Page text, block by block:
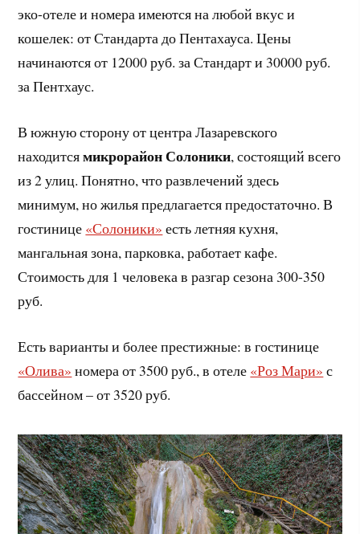
эко-отеле и номера имеются на любой вкус и
кошелек: от Стандарта до Пентахауса. Цены
начинаются от 12000 руб. за Стандарт и 30000 руб.
за Пентхаус.
В южную сторону от центра Лазаревского
находитсямикрорайон Солоники, состоящий всего
из 2 улиц. Понятно, что развлечений здесь
минимум, но жилья предлагается предостаточно. В
гостинице «Солоники» есть летняя кухня,
мангальная зона, парковка, работает кафе.
Стоимость для 1 человека в разгар сезона 300-350
руб.
Есть варианты и более престижные: в гостинице
«Олива» номера от 3500 руб., в отеле «Роз Мари» с
бассейном – от 3520 руб.